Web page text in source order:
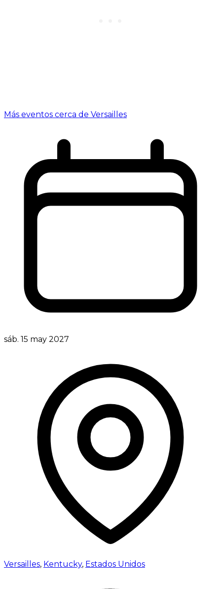
Más eventos cerca de Versailles
sáb. 15 may 2027
Versailles, Kentucky, Estados Unidos